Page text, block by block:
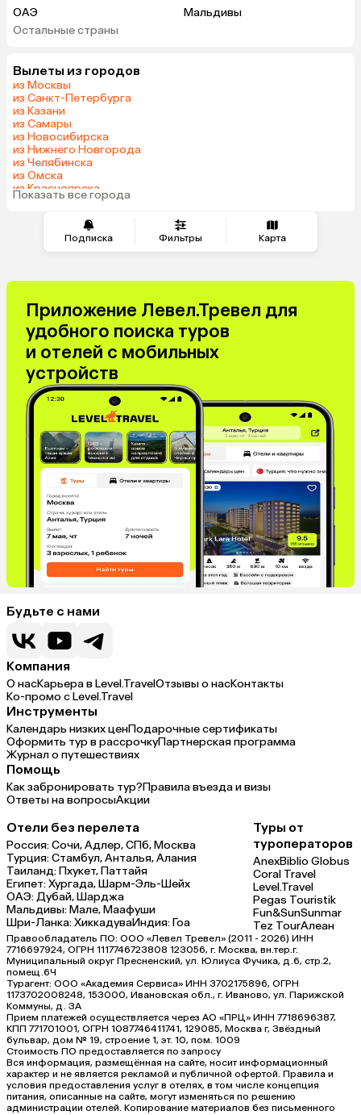
Подписка Фильтры Карта
ОАЭ
Мальдивы
Гонконг
Остальные страны
Вылеты из городов
из Москвы
из Санкт-Петербурга
из Казани
из Самары
из Новосибирска
из Нижнего Новгорода
из Челябинска
из Омска
из Красноярска
из Волгограда
Показать все города
Приложение Левел.Тревел для
удобного поиска туров
и отелей с мобильных
устройств
Будьте с нами
Компания
О насКарьера в Level.TravelОтзывы о насКонтакты
Ко-промо с Level.Travel
Инструменты
Календарь низких ценПодарочные сертификаты
Оформить тур в рассрочкуПартнерская программа
Журнал о путешествиях
Помощь
Как забронировать тур?Правила въезда и визы
Ответы на вопросыАкции
Отели без перелета
Россия:Сочи,Адлер,СПб,Москва
Турция:Стамбул,Анталья,Алания
Таиланд:Пхукет,Паттайя
Египет:Хургада,Шарм-Эль-Шейх
ОАЭ:Дубай,Шарджа
Мальдивы:Мале,Маафуши
Шри-Ланка:ХиккадуваИндия:Гоа
Туры от
туроператоров
AnexBiblio Globus
Coral Travel
Level.Travel
Pegas Touristik
Fun&SunSunmar
Tez TourАлеан
Правообладатель ПО: ООО «Левел Тревел» (2011 - 2026) ИНН
7716697924, ОГРН 1117746723808 123056, г. Москва, вн.тер.г.
Муниципальный округ Пресненский, ул. Юлиуса Фучика, д.6, стр.2,
помещ.6Ч
Турагент: ООО «Академия Сервиса» ИНН 3702175896, ОГРН
1173702008248, 153000, Ивановская обл., г. Иваново, ул. Парижской
Коммуны, д. ЗА
Прием платежей осуществляется через АО «ПРЦ» ИНН 7718696387,
КПП 771701001, ОГРН 1087746411741, 129085, Москва г, Звёздный
бульвар, дом № 19, строение 1, эт. 10, пом. 1009
Стоимость ПО предоставляется по запросу
Вся информация, размещённая на сайте, носит информационный
характер и не является рекламой и публичной офертой. Правила и
условия предоставления услуг в отелях, в том числе концепция
питания, описанные на сайте, могут изменяться по решению
администрации отелей. Копирование материалов без письменного